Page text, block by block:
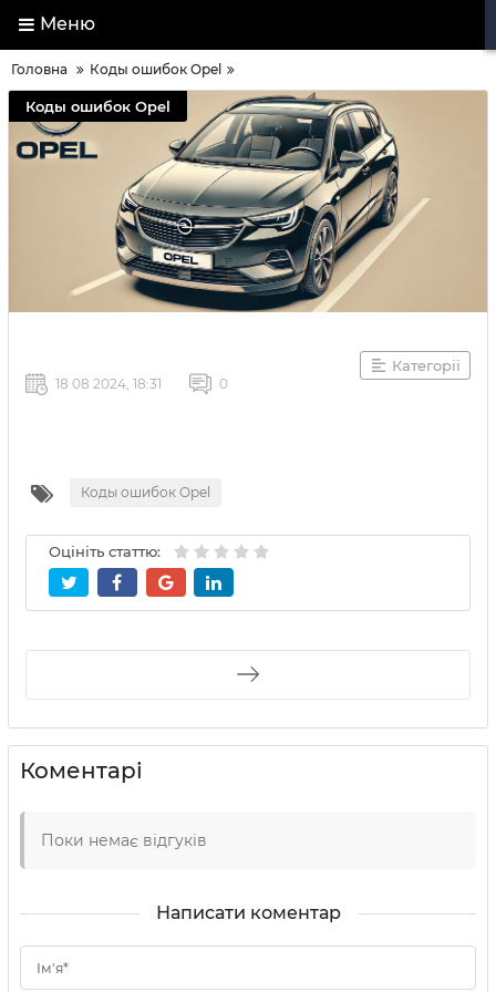
Меню
Головна Коды ошибок Opel
Коды ошибок Opel
Категорії
18 08 2024, 18:31 0
Коды ошибок Opel
Оцініть статтю:
Коментарі
Поки немає відгуків
Написати коментар
Ім'я*